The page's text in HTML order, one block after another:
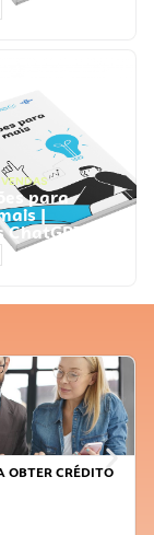
VENDAS
para
|
ChatGPT
A DIFERENÇA: SEJA